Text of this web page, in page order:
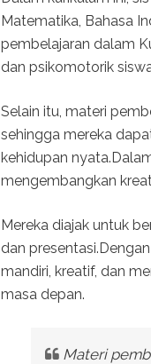
Matematika, Bahasa
pembelajaran dalam
dan psikomotorik
Selain itu, materi
sehingga mereka
kehidupan
mengembangkan
Mereka diajak untuk
dan
mandiri, kreatif, dan
masa depan.
Materi